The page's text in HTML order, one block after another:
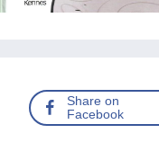
Share on
Facebook